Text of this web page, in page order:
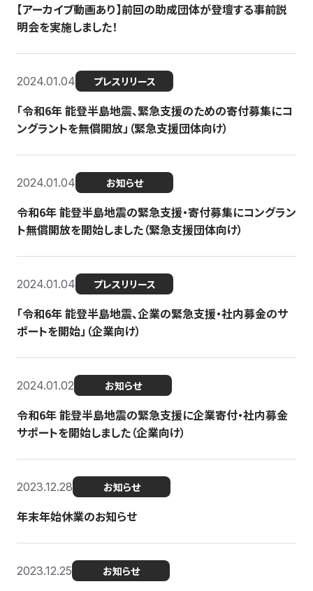
【アーカイブ動画あり】前回の助成団体が登壇する事前説
明会を実施しました！
2024.01.04 プレスリリース
「令和6年 能登半島地震、緊急支援のための寄付募集にコ
ングラントを無償開放」（緊急支援団体向け）
2024.01.04 お知らせ
令和6年 能登半島地震の緊急支援・寄付募集にコングラン
ト無償開放を開始しました（緊急支援団体向け）
2024.01.04 プレスリリース
「令和6年 能登半島地震、企業の緊急支援・社内募金のサ
ポートを開始」（企業向け）
2024.01.02 お知らせ
令和6年 能登半島地震の緊急支援に企業寄付・社内募金
サポートを開始しました（企業向け）
2023.12.28 お知らせ
年末年始休業のお知らせ
2023.12.25 お知らせ